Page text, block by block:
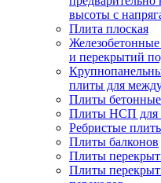
высоты с
Плита плоская
и перекрытий
плиты для
Плиты
Плиты НСП для
Ребристые
Плиты балконов
Плиты
Плиты